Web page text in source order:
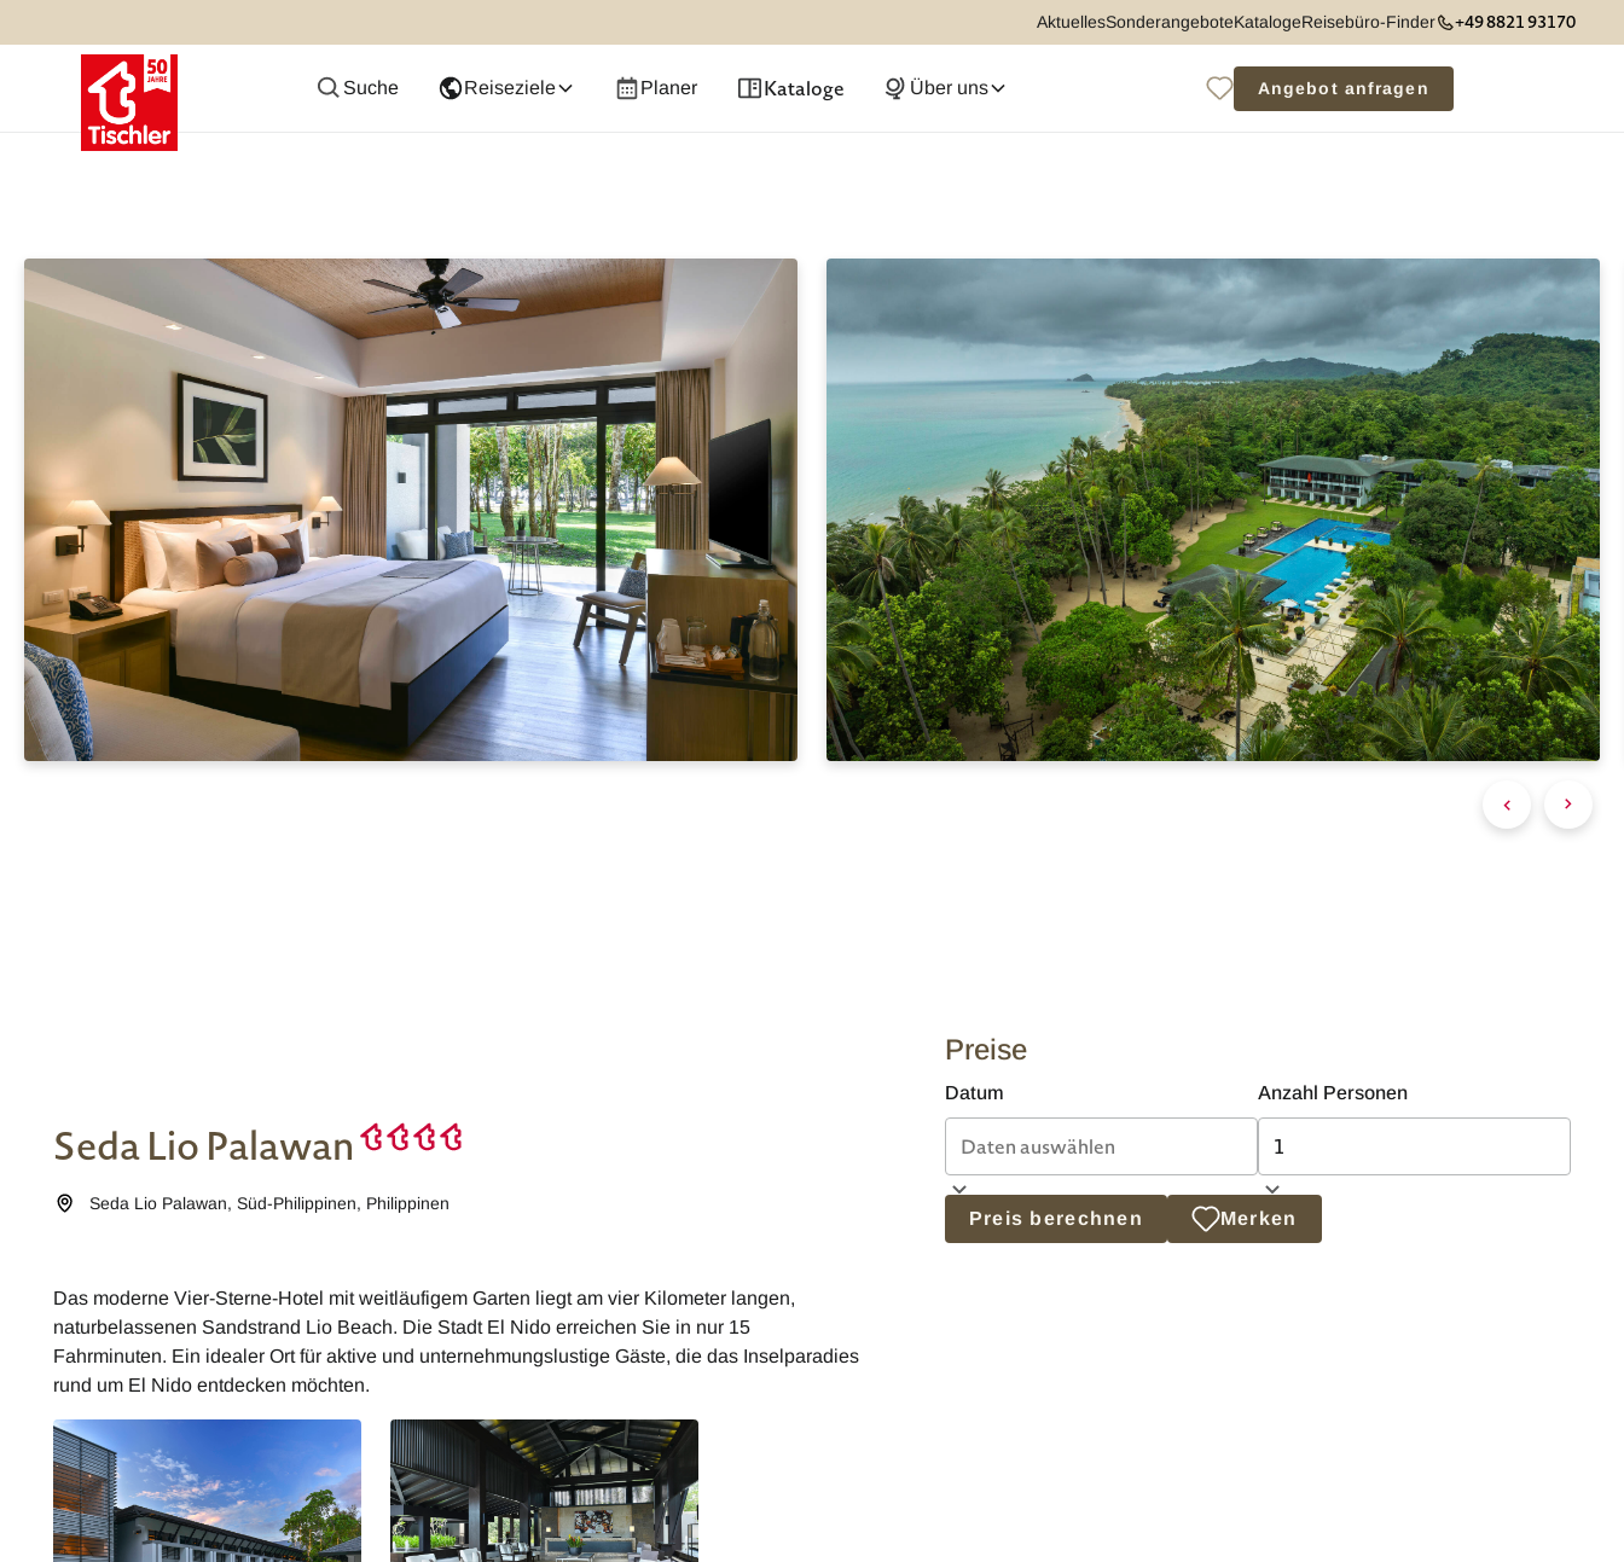
AktuellesSonderangeboteKatalogeReisebüro-Finder +49 8821 93170
Suche Reiseziele Planer Kataloge Über uns Angebot anfragen
Seda Lio Palawan
Seda Lio Palawan,Süd-Philippinen, Philippinen
Das moderne Vier-Sterne-Hotel mit weitläufigem Garten liegt am vier Kilometer langen,
naturbelassenen Sandstrand Lio Beach. Die Stadt El Nido erreichen Sie in nur 15
Fahrminuten. Ein idealer Ort für aktive und unternehmungslustige Gäste, die das Inselparadies
rund um El Nido entdecken möchten.
Preise
Datum Anzahl Personen
Preis berechnen Merken